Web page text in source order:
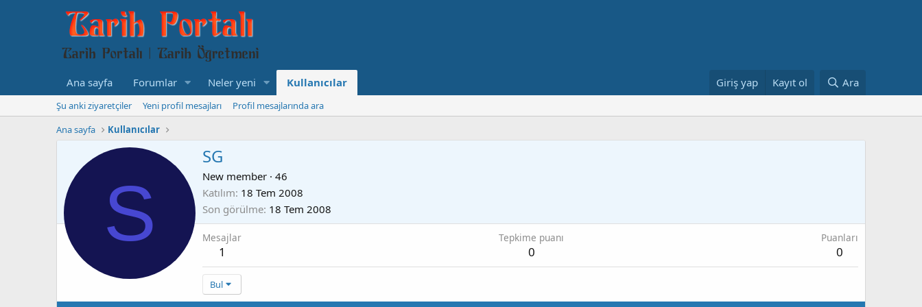
Ana sayfa Forumlar Neler yeni Kullanıcılar Giriş yap Kayıt ol Ara
Şu anki ziyaretçiler Yeni profil mesajları
Profil mesajlarında ara
Ana sayfa
Kullanıcılar
S
SG
New member · 46
Katılım 18 Tem 2008
Son görülme 18 Tem 2008
Mesajlar
1
Tepkime puanı
0
Puanları
0
Bul